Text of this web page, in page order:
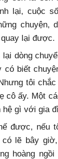
lại, cuộc
chuyện,
lại được.
dòng
có biết
tôi
cô ấy. Một
gì với gia
được, nếu
lẽ bây
hoàng ngồi